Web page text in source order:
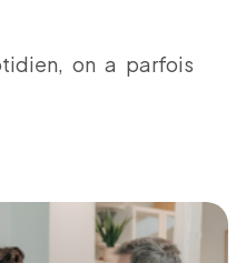
on a parfois